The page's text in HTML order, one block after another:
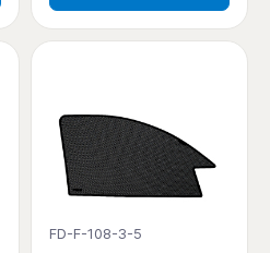
FD-F-108-3-5